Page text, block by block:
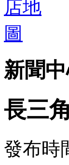
新聞
長三
發布時